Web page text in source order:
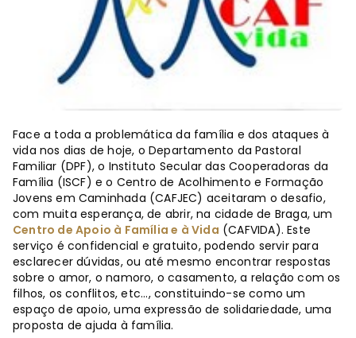
Face a toda a problemática da família e dos ataques à
vida nos dias de hoje, o Departamento da Pastoral
Familiar (DPF), o Instituto Secular das Cooperadoras da
Família (ISCF) e o Centro de Acolhimento e Formação
Jovens em Caminhada (CAFJEC) aceitaram o desafio,
com muita esperança, de abrir, na cidade de Braga, um
Centro de Apoio à Família e à Vida (CAFVIDA). Este
serviço é confidencial e gratuito, podendo servir para
esclarecer dúvidas, ou até mesmo encontrar respostas
sobre o amor, o namoro, o casamento, a relação com os
filhos, os conflitos, etc..., constituindo-se como um
espaço de apoio, uma expressão de solidariedade, uma
proposta de ajuda à família.